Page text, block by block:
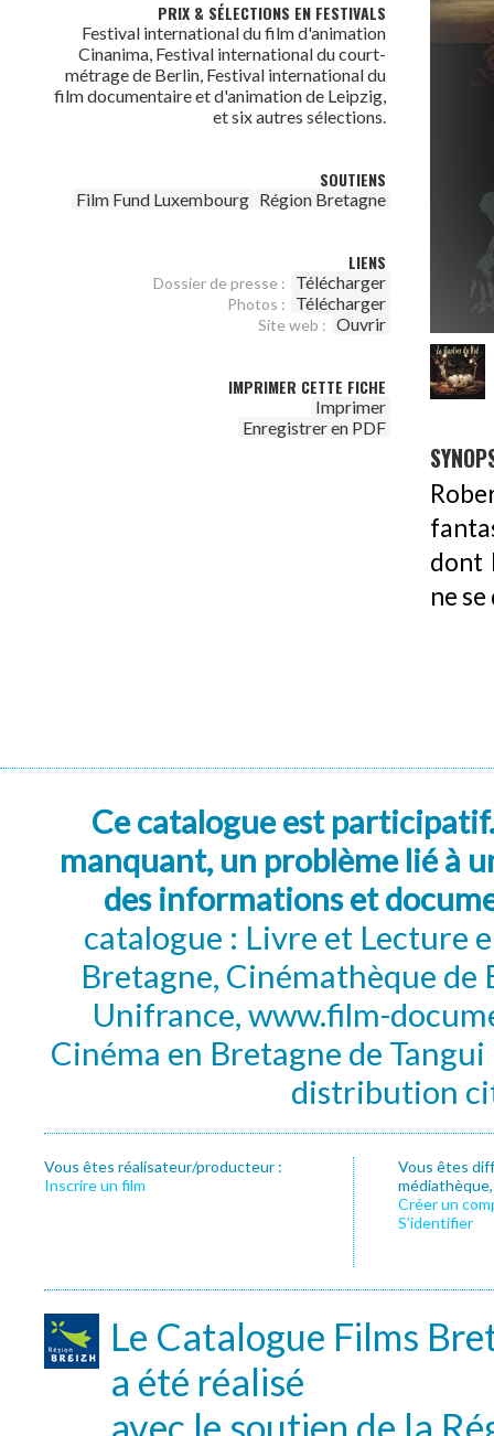
PRIX & SÉLECTIONS EN FESTIVALS
Festival international du film d'animation
Cinanima, Festival international du court-
métrage de Berlin, Festival international du
film documentaire et d'animation de Leipzig,
et six autres sélections.
SOUTIENS
Film Fund Luxembourg Région Bretagne
LIENS
Dossier de presse : Télécharger
Photos : Télécharger
Site web : Ouvrir
IMPRIMER CETTE FICHE
Imprimer
Enregistrer en PDF
dont
ne
Ce catalogue est
manquant, un problème lié à
des informations et
catalogue : Livre et Lecture
Bretagne, Cinémathèque de
Unifrance, www.film-
Cinéma en Bretagne de
distribution
Vous êtes réalisateur/producteur :
Inscrire un film
Vous êtes
Créer un
S’identifier
Le Catalogue Films
a été réalisé
avec le soutien de la